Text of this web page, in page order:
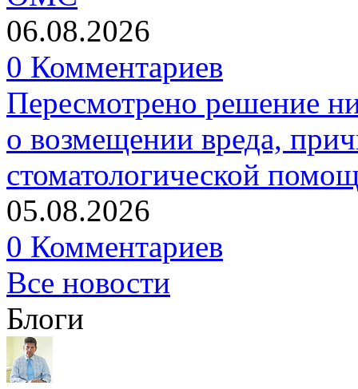
06.08.2026
0 Комментариев
Пересмотрено решение
о возмещении вреда,
стоматологической
05.08.2026
0 Комментариев
Все новости
Блоги